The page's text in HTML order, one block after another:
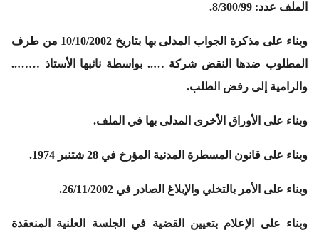
الملف عدد: 8/300/99.
وبناء على مذكرة الجواب المدلى بها بتاريخ 10/10/2002 من طرف
المطلوب ضدها النقض شركة ….. بواسطة نائبها الأستاذ ……..
والرامية إلى رفض الطلب.
وبناء على الأوراق الأخرى المدلى بها في الملف.
وبناء على قانون المسطرة المدنية المؤرخ في 28 شتنبر 1974.
وبناء على الأمر بالتخلي والإبلاغ الصادر في 26/11/2002.
وبناء على الإعلام بتعيين القضية في الجلسة العلنية المنعقدة